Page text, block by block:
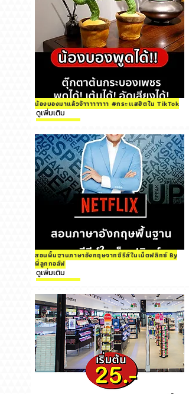
น้องบองมาแล้วจ้าาาาาาาา #กระเเสฮิตใน TikTok
ดูเพิ่มเติม
สอนพื้นฐานภาษาอังกฤษจากซีรีส์ในเน็ตฟลิกซ์ By
พี่ลูกกอล์ฟ
ดูเพิ่มเติม